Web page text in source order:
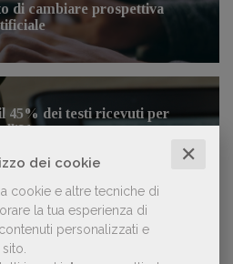
dei cookie ✕
cookie e altre tecniche di
la tua esperienza di
personalizzati e
di cambiare prospettiva
45% dei testi ricevuti per
Over-Produced: cosa
scritti con l'IA che
di genere